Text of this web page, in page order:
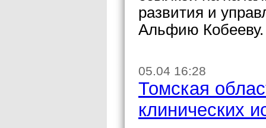
развития и
Альфию Кобееву.
05.04 16:28
Томская
клинических